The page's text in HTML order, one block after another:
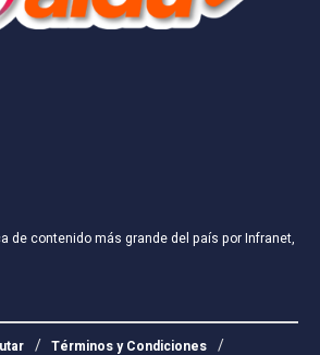
de contenido más grande del país porInfranet,
Términos y Condiciones